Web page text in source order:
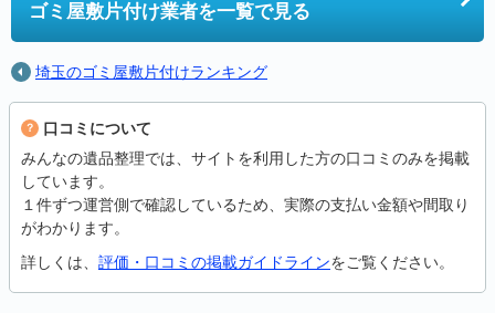
ゴミ屋敷片付け業者を一覧で見る
埼玉のゴミ屋敷片付けランキング
口コミについて
みんなの遺品整理では、サイトを利用した方の口コミのみを掲載
しています。
１件ずつ運営側で確認しているため、実際の支払い金額や間取り
がわかります。
詳しくは、 評価・口コミの掲載ガイドラインをご覧ください。